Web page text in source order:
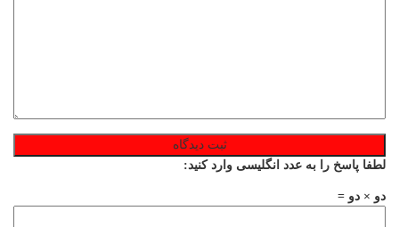
لطفا پاسخ را به عدد انگلیسی وارد کنید:
دو × دو =